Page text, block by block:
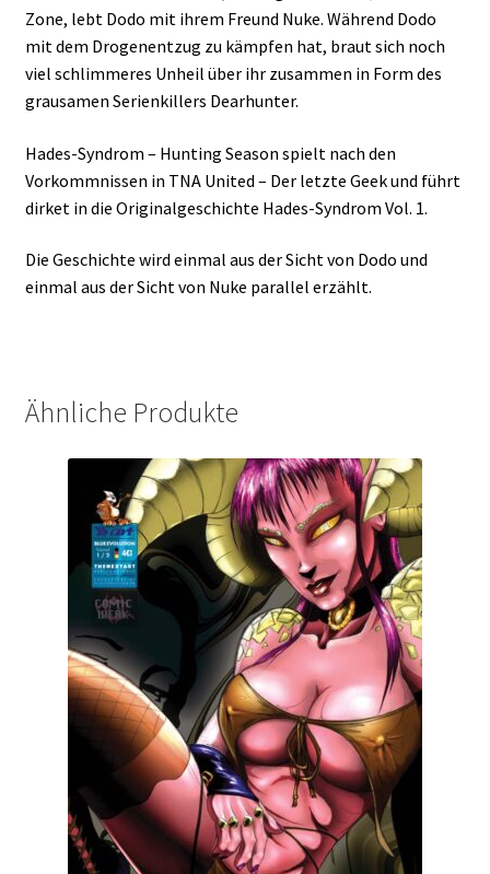
Zone, lebt Dodo mit ihrem Freund Nuke. Während Dodo
mit dem Drogenentzug zu kämpfen hat, braut sich noch
viel schlimmeres Unheil über ihr zusammen in Form des
grausamen Serienkillers Dearhunter.
Hades-Syndrom – Hunting Season spielt nach den
Vorkommnissen in TNA United – Der letzte Geek und führt
dirket in die Originalgeschichte Hades-Syndrom Vol. 1.
Die Geschichte wird einmal aus der Sicht von Dodo und
einmal aus der Sicht von Nuke parallel erzählt.
Ähnliche Produkte